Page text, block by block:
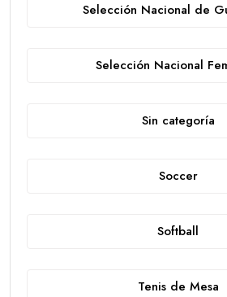
Selección Nacional de
Selección Nacional
Sin categoría
Soccer
Softball
Tenis de Mesa